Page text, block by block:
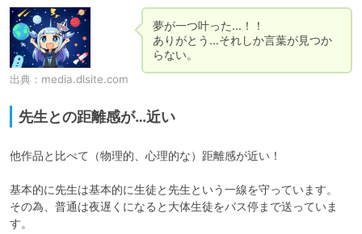
出典： media.dlsite.com
夢が一つ叶った…！！
ありがとう…それしか言葉が見つか
先生との距離感が…近い
他作品と比べて（物理的、心理的な）距離感が近い！
基本的に先生は基本的に生徒と先生という一線を守っています。
その為、普通は夜遅くになると大体生徒をバス停まで送っていま
す。